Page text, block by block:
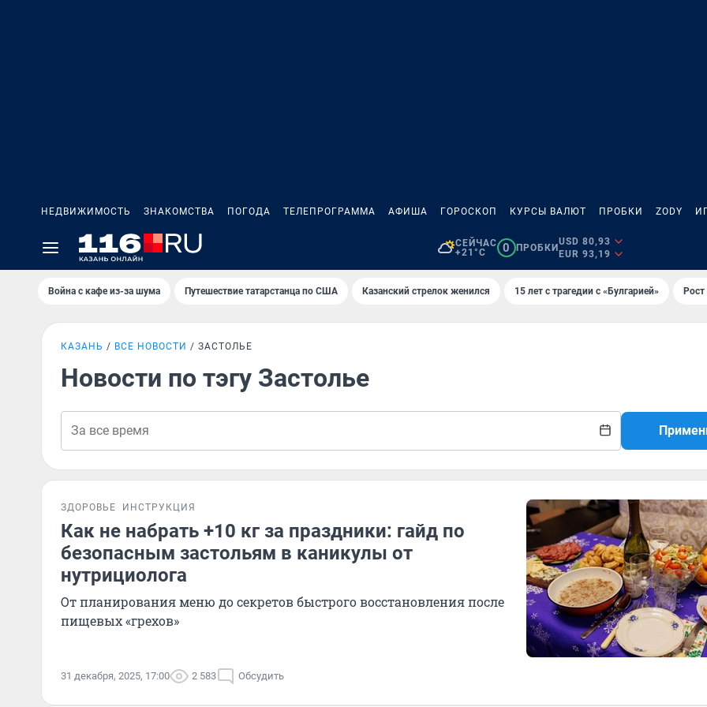
НЕДВИЖИМОСТЬ ЗНАКОМСТВА ПОГОДА ТЕЛЕПРОГРАММА АФИША ГОРОСКОП КУРСЫ ВАЛЮТ ПРОБКИ ZODY
СЕЙЧАС
+21°C
0 ПРОБКИ
USD 80,93
EUR 93,19
Война с кафе из-за шума Путешествие татарстанца по США Казанский стрелок женился 15 лет с трагедии с «Булгарией»
КАЗАНЬ ВСЕ НОВОСТИ ЗАСТОЛЬЕ
Новости по тэгу Застолье
ЗДОРОВЬЕ ИНСТРУКЦИЯ
Как не набрать +10 кг за праздники: гайд по
безопасным застольям в каникулы от
нутрициолога
От планирования меню до секретов быстрого восстановления после
пищевых «грехов»
31 декабря, 2025, 17:00 2 583 Обсудить